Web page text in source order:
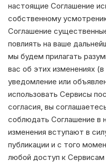
настоящие Соглашение
собственному
Соглашение
повлиять на ваше
мы будем прилагать
вас об этих изменениях
уведомление или
использовать Сервисы
согласия, вы
соблюдать Соглашение в
изменения вступают в
публикации и с того
любой доступ к Сервисам